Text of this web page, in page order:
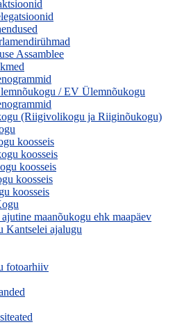
Assamblee
/ EV Ülemnõukogu
(Riigivolikogu ja Riiginõukogu)
koosseis
koosseis
koosseis
koosseis
koosseis
ajutine maanõukogu ehk maapäev
Kantselei ajalugu
fotoarhiiv